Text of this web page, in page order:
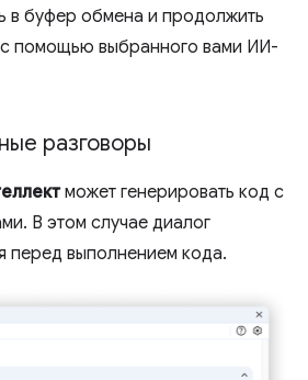
в буфер обмена и продолжить
помощью выбранного вами ИИ-
разговоры
может генерировать код с
В этом случае диалог
перед выполнением кода.